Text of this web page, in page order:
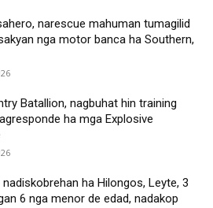
narescue mahuman tumagilid
nga motor banca ha Southern,
Batallion, nagbuhat hin training
ha mga Explosive
nadiskobrehan ha Hilongos, Leyte, 3
6 nga menor de edad, nadakop